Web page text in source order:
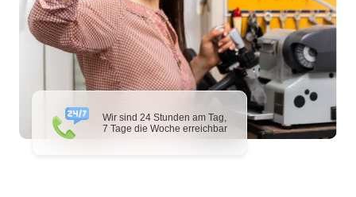
Wir sind 24 Stunden am Tag,
7 Tage die Woche erreichbar